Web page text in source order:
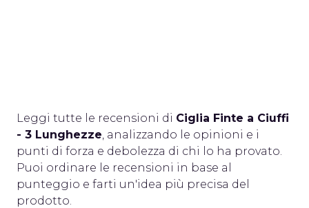
Leggi tutte le recensioni di Ciglia Finte a Ciuffi
- 3 Lunghezze, analizzando le opinioni e i
punti di forza e debolezza di chi lo ha provato.
Puoi ordinare le recensioni in base al
punteggio e farti un'idea più precisa del
prodotto.